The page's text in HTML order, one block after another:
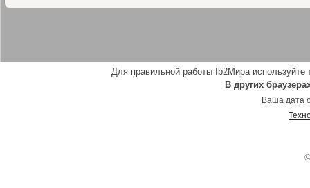
Для правильной работы fb2Мира используйте
В других
Ваша дата